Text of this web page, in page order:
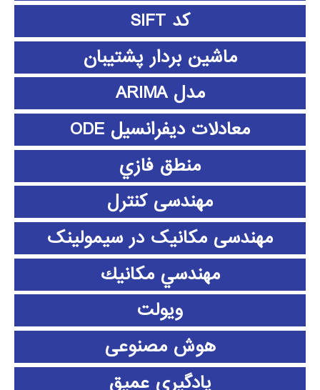
کد SIFT
ماشین بردار پشتیبان
مدل ARIMA
معادلات دیفرانسیل ODE
منطق فازي
مهندسی کنترل
مهندسی مکانیک در سیمولینک
مهندسي مكانيك
ویولت
هوش مصنوعی
یادگیری عمیق